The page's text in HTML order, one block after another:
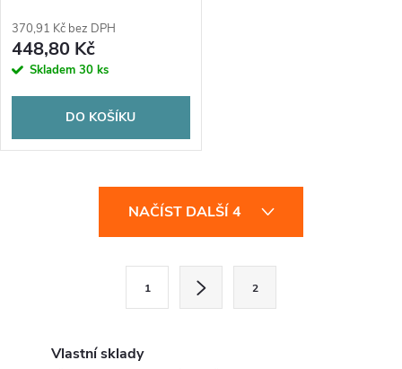
370,91 Kč bez DPH
448,80 Kč
Skladem 30 ks
DO KOŠÍKU
NAČÍST DALŠÍ 4
1 2
Vlastní sklady